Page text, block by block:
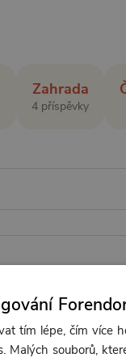
Zahrada
4 příspěvky
♥
tím lépe, čím více
Malých souborů,